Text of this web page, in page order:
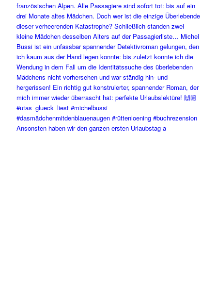
Ansonsten haben wir den ganzen ersten Urlaubstag a